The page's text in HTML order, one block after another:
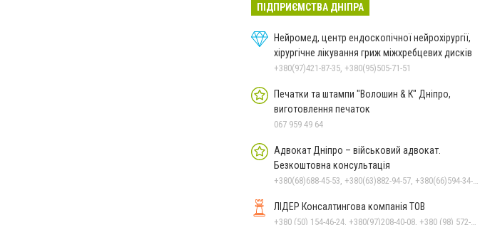
ПІДПРИЄМСТВА ДНІПРА
Нейромед, центр ендоскопічної нейрохірургії,
хірургічне лікування гриж міжхребцевих дисків
+380(97)421-87-35, +380(95)505-71-51
Печатки та штампи "Волошин & К" Дніпро,
виготовлення печаток
067 959 49 64
Адвокат Дніпро – військовий адвокат.
Безкоштовна консультація
ЛІДЕР Консалтингова компанія ТОВ